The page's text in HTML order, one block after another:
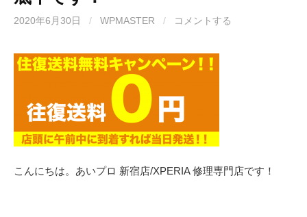
2020年6月30日 / WPMASTER / コメントする
こんにちは。あいプロ 新宿店/XPERIA 修理専門店です！